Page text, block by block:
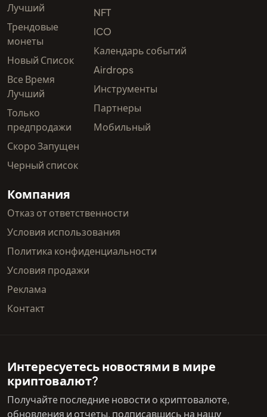
Лучший
Трендовые
монеты
Новый Список
Все Время
Лучший
Только
предпродажи
Скоро Запущен
Черный список
NFT
ICO
Календарь событий
Airdrops
Инструменты
Партнеры
Мобильный
Компания
Отказ от ответственности
Условия использования
Политика конфиденциальности
Условия продажи
Реклама
Контакт
Интересуетесь новостями в мире
криптовалют?
Получайте последние новости о криптовалюте,
обновления и отчеты, подписавшись на нашу